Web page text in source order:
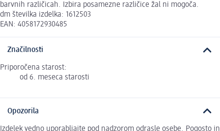
barvnih različicah. Izbira posamezne različice žal ni mogoča.
dm številka izdelka: 1612503
EAN: 4058172930485
Značilnosti
Priporočena starost:
od 6. meseca starosti
Opozorila
Izdelek vedno uporabljajte pod nadzorom odrasle osebe. Pogosto in